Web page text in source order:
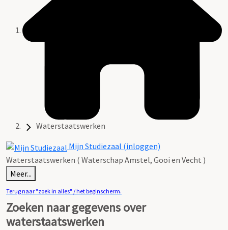
Waterstaatswerken
Mijn Studiezaal (inloggen)
Waterstaatswerken ( Waterschap Amstel, Gooi en Vecht )
Meer...
Terug naar "zoek in alles" / het beginscherm.
Zoeken naar gegevens over
waterstaatswerken